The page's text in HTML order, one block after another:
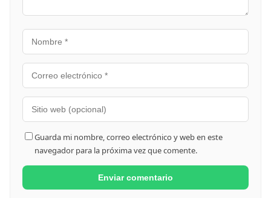
Guarda mi nombre, correo electrónico y web en este
navegador para la próxima vez que comente.